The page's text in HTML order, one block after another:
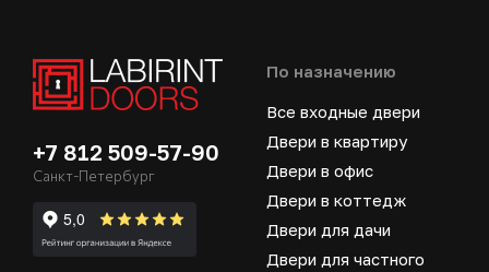
+7 812 509-57-90
Санкт-Петербург
По назначению
Все входные двери
Двери в квартиру
Двери в офис
Двери в коттедж
Двери для дачи
Двери для частного